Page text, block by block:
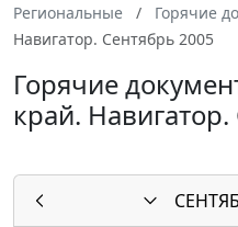
Региональные
Горячие
Навигатор. Сентябрь 2005
Горячие
край.